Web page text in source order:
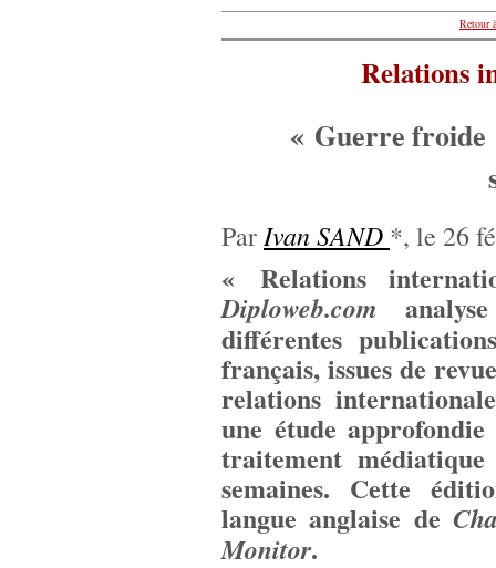
Retour
Relations
« Guerre froide
Par Ivan SAND *, le 26
« Relations
Diploweb.com
différentes
français, issues de
relations
une étude
traitement
semaines. Cette
langue anglaise de
Monitor.